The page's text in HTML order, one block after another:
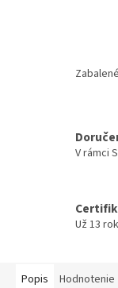
V rámci
Už 13
Popis Hodnotenie